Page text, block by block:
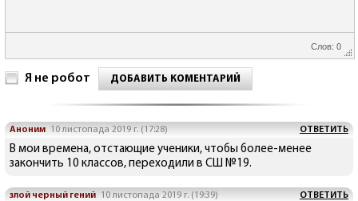
Слов: 0
Я не робот ДОБАВИТЬ КОМЕНТАРИЙ
Аноним 10 листопада 2019 г. (17:28) ОТВЕТИТЬ
В мои времена, отстающие ученики, чтобы более-менее
закончить 10 классов, переходили в СШ №19.
злой черный гений 10 листопада 2019 г. (19:39) ОТВЕТИТЬ